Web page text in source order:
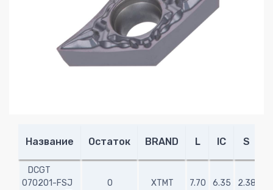
Название Остаток BRAND L IC S
DCGT
070201-FSJ
0 XTMT 7.70 6.35 2.38